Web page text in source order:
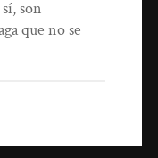
son
que no se